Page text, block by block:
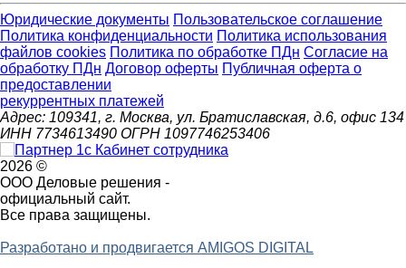
Юридические документы Пользовательское соглашение
Политика конфиденциальности Политика использования
файлов cookies Политика по обработке ПДн Cогласие на
обработку ПДн Договор оферты Публичная оферта о
предоставлении
рекуррентных платежей
Адрес: 109341, г. Москва, ул. Братиславская, д.6, офис 134
ИНН 7734613490 ОГРН 1097746253406
2026 ©
ООО Деловые решения -
официальный сайт.
Все права защищены.
Разработано и продвигается AMIGOS DIGITAL